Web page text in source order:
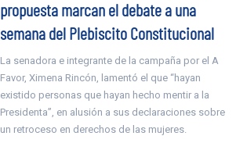
propuesta marcan el debate a una
semana del Plebiscito Constitucional
La senadora e integrante de la campaña por el A
Favor, Ximena Rincón, lamentó el que “hayan
existido personas que hayan hecho mentir a la
Presidenta”, en alusión a sus declaraciones sobre
un retroceso en derechos de las mujeres.